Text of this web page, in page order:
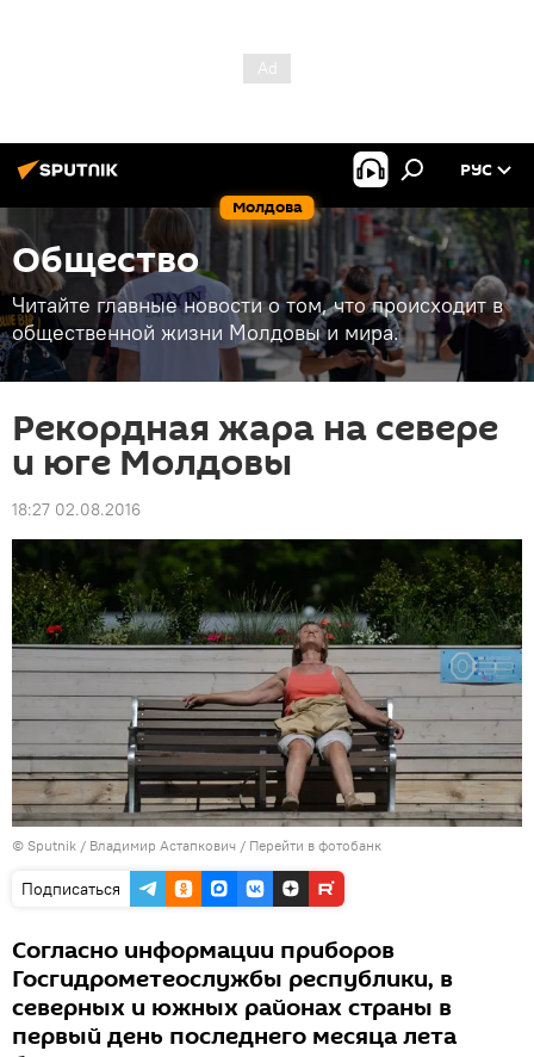
Молдова
РУС
Общество
Читайте главные новости о том, что происходит в
общественной жизни Молдовы и мира.
Рекордная жара на севере
и юге Молдовы
18:27 02.08.2016
© Sputnik / Владимир Астапкович / Перейти в фотобанк
Подписаться
Согласно информации приборов
Госгидрометеослужбы республики, в
северных и южных районах страны в
первый день последнего месяца лета